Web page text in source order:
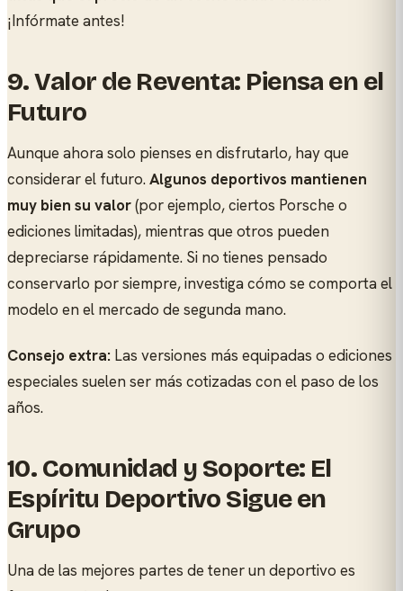
¡Infórmate antes!
9. Valor de Reventa: Piensa en el
Futuro
Aunque ahora solo pienses en disfrutarlo, hay que
considerar el futuro.Algunos deportivos mantienen
muy bien su valor(por ejemplo, ciertos Porsche o
ediciones limitadas), mientras que otros pueden
depreciarse rápidamente. Si no tienes pensado
conservarlo por siempre, investiga cómo se comporta el
modelo en el mercado de segunda mano.
Consejo extra: Las versiones más equipadas o ediciones
especiales suelen ser más cotizadas con el paso de los
años.
10. Comunidad y Soporte: El
Espíritu Deportivo Sigue en
Grupo
Una de las mejores partes de tener un deportivo es